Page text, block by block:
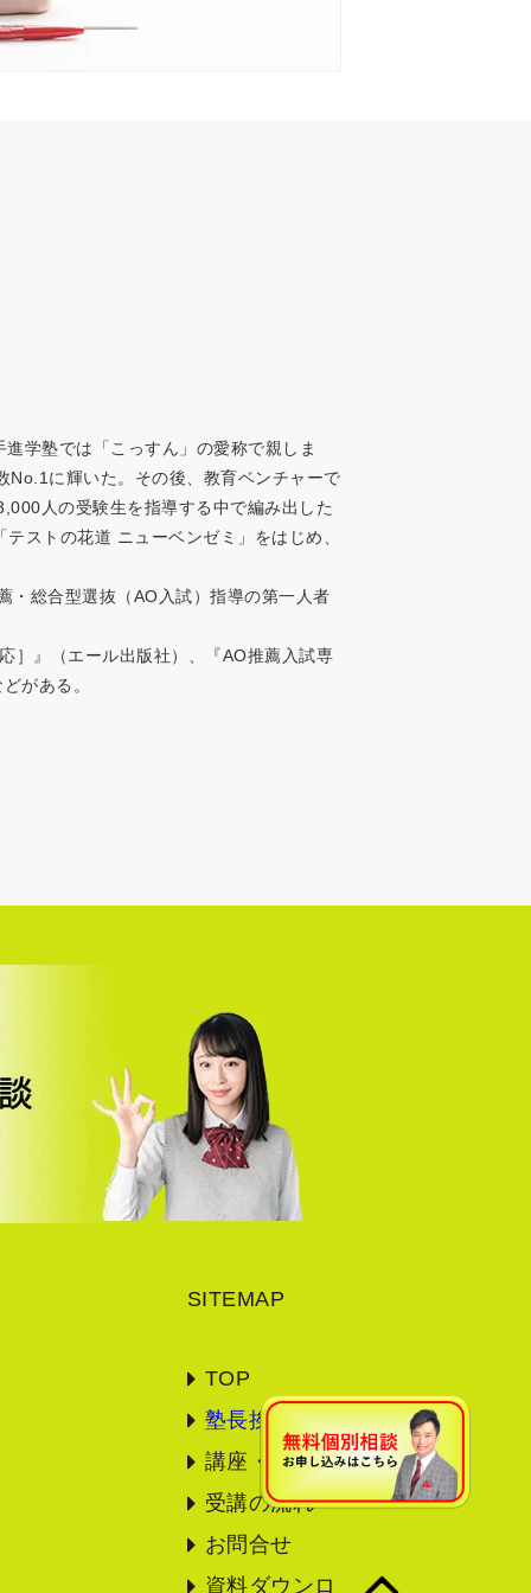
学塾では「こっすん」の愛称で親しま
No.1に輝いた。その後、教育ベンチャーで
人の受験生を指導する中で編み出した
ストの花道 ニューベンゼミ」をはじめ、
・総合型選抜（AO入試）指導の第一人者
］』（エール出版社）、『AO推薦入試専
がある。
SITEMAP
TOP
塾長挨拶
講座・料金
受講の流れ
お問合せ
資料ダウンロ